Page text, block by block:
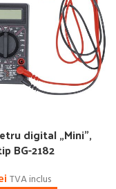
digital „Mini”,
BG-2182
TVA inclus